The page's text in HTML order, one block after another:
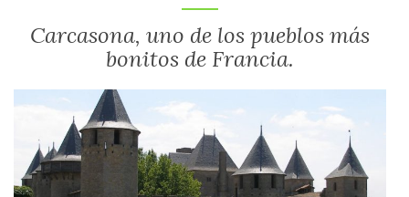
Carcasona, uno de los pueblos más
bonitos de Francia.